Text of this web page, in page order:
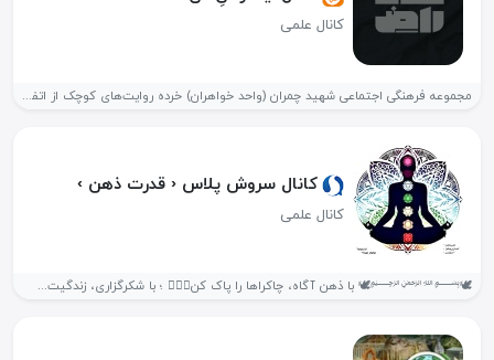
کانال علمی
مجموعه فرهنگی اجتماعی شهید چمران (واحد خواهران) خرده روایت‌های کوچک از اتفاقات...
کانال سروش پلاس ‹ قدرت ذهن ›
کانال علمی